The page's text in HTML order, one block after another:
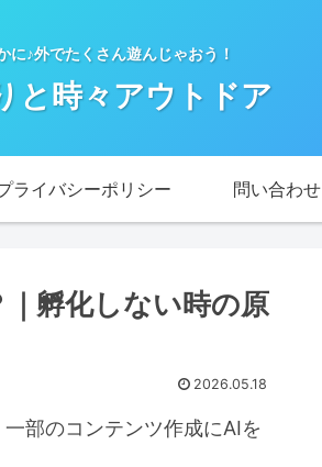
に♪外でたくさん遊んじゃおう！
と時々アウトドア
ライバシーポリシー 問い合わせ
孵化しない時の原
2026.05.18
部のコンテンツ作成にAIを